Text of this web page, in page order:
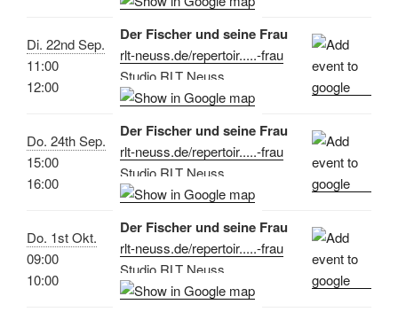
Di. 22nd Sep.
11:00
12:00
Der Fischer und seine Frau
rlt-neuss.de/repertoir.....-frau
Studio RLT Neuss
Do. 24th Sep.
15:00
16:00
Der Fischer und seine Frau
rlt-neuss.de/repertoir.....-frau
Studio RLT Neuss
Do. 1st Okt.
09:00
10:00
Der Fischer und seine Frau
rlt-neuss.de/repertoir.....-frau
Studio RLT Neuss